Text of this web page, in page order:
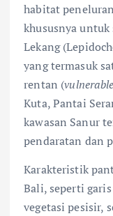
habitat
khususnya untuk
Lekang
yang termasuk
rentan (vulnerable
Kuta, Pantai
kawasan Sanur
pendaratan dan
Karakteristik
Bali, seperti
vegetasi pesisir,